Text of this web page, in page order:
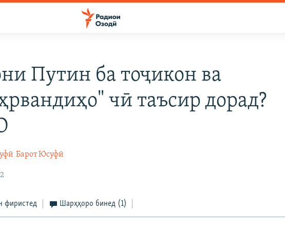
Путин ба тоҷикон ва
чӣ таъсир дорад?
Барот Юсуфӣ
фиристед Шарҳҳоро бинед (1)